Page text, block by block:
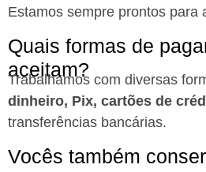
Estamos sempre prontos para
Quais formas de
aceitam?
Trabalhamos com diversas
dinheiro, Pix, cartões de
transferências bancárias.
Vocês também